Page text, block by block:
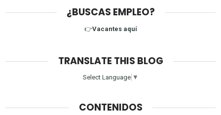
¿BUSCAS EMPLEO?
👉Vacantes aquí
TRANSLATE THIS BLOG
Select Language ▼
CONTENIDOS